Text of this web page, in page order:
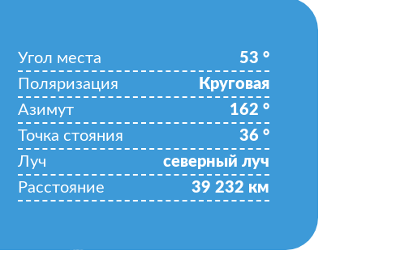
Угол места 53 °
Поляризация
Круговая
Азимут
162 °
Точка стояния
36 °
Луч
северный луч
Расстояние
39 232 км